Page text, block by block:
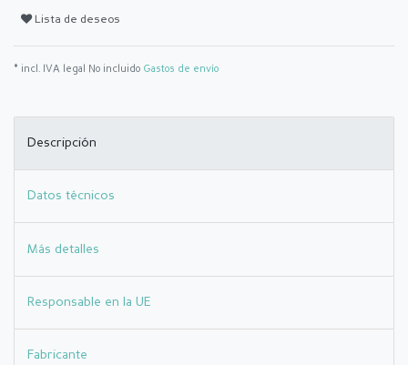
Lista de deseos
* incl. IVA legal No incluido Gastos de envío
Descripción
Datos técnicos
Más detalles
Responsable en la UE
Fabricante